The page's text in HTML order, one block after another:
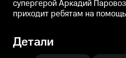
супергерой Аркадий
приходит ребятам на
Детали